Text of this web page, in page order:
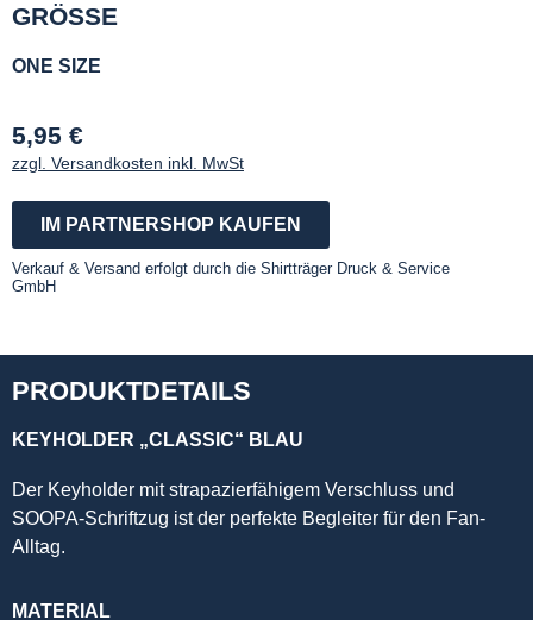
GRÖSSE
ONE SIZE
5,95 €
zzgl. Versandkosten inkl. MwSt
IM PARTNERSHOP KAUFEN
Verkauf & Versand erfolgt durch die Shirtträger Druck & Service
GmbH
PRODUKTDETAILS
KEYHOLDER „CLASSIC“ BLAU
Der Keyholder mit strapazierfähigem Verschluss und
SOOPA-Schriftzug ist der perfekte Begleiter für den Fan-
Alltag.
MATERIAL